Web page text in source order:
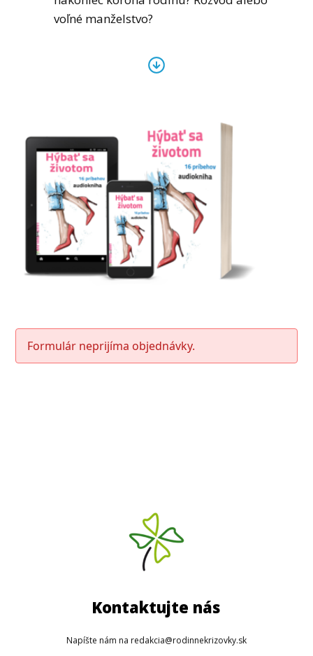
voľné manželstvo?
Formulár neprijíma objednávky.
Kontaktujte nás
Napíšte nám na redakcia@rodinnekrizovky.sk